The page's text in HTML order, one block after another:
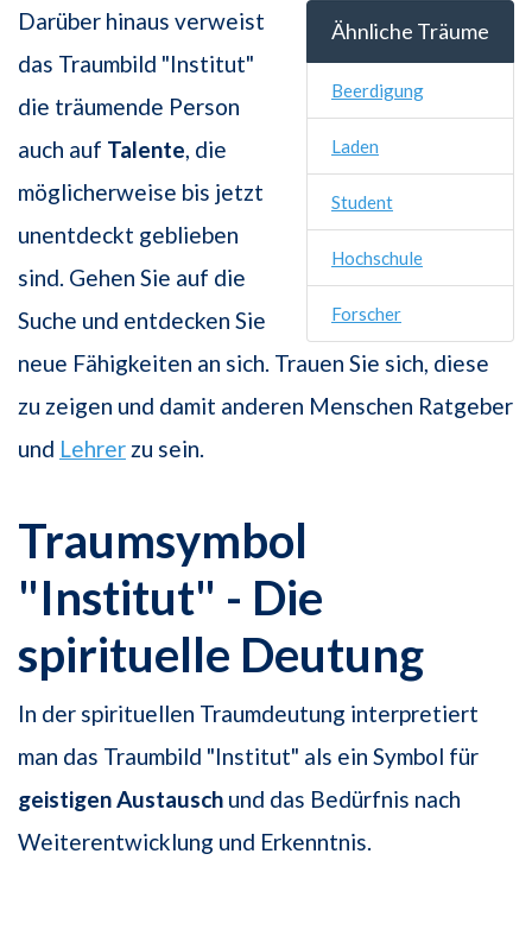
Ähnliche Träume
Beerdigung
Laden
Student
Hochschule
Forscher
Darüber hinaus verweist
das Traumbild "Institut"
die träumende Person
auch auf Talente, die
möglicherweise bis jetzt
unentdeckt geblieben
sind. Gehen Sie auf die
Suche und entdecken Sie
neue Fähigkeiten an sich. Trauen Sie sich, diese
zu zeigen und damit anderen Menschen Ratgeber
und Lehrer zu sein.
Traumsymbol
"Institut" - Die
spirituelle Deutung
In der spirituellen Traumdeutung interpretiert
man das Traumbild "Institut" als ein Symbol für
geistigen Austausch und das Bedürfnis nach
Weiterentwicklung und Erkenntnis.